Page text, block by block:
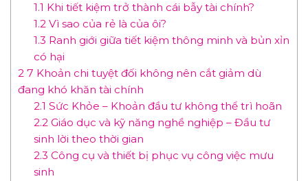
1.1 Khi tiết kiệm trở thành cái bẫy tài chính?
1.2Vì sao của rẻ là của ôi?
1.3 Ranh giới giữa tiết kiệm thông minh và bủn xỉn
có hại
2 7 Khoản chi tuyệt đối không nên cắt giảm dù
đang khó khăn tài chính
2.1 Sức Khỏe – Khoản đầu tư không thể trì hoãn
2.2Giáo dục và kỹ năng nghề nghiệp – Đầu tư
sinh lời theo thời gian
2.3 Công cụ và thiết bị phục vụ công việc mưu
sinh